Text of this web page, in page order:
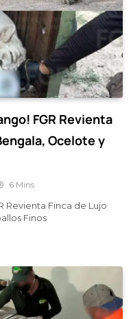
FGR Revienta
Ocelote y
6 Mins
Revienta Finca de Lujo
Finos